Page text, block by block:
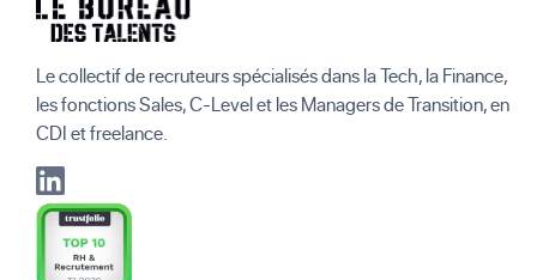
Le collectif de recruteurs spécialisés dans la Tech, la Finance,
les fonctions Sales, C-Level et les Managers de Transition, en
CDI et freelance.